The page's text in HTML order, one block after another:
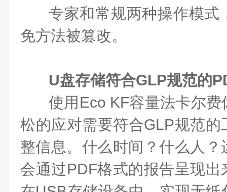
专家和常规两种操作模式
免方法被篡改。
U盘存储符合GLP规范的
使用Eco KF容量法卡尔
松的应对需要符合GLP规范
整信息。什么时间？什么人
会通过PDF格式的报告呈现